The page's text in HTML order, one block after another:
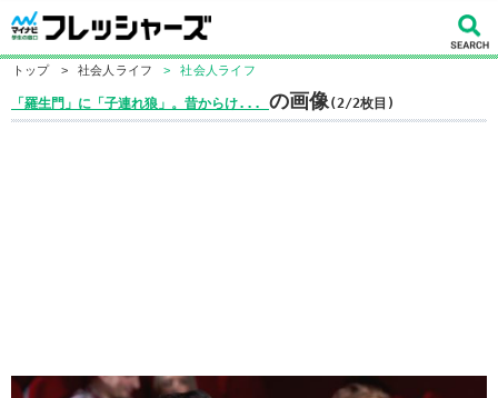
トップ > 社会人ライフ > 社会人ライフ
「羅生門」に「子連れ狼」。昔からけ... の画像(2/2枚目)